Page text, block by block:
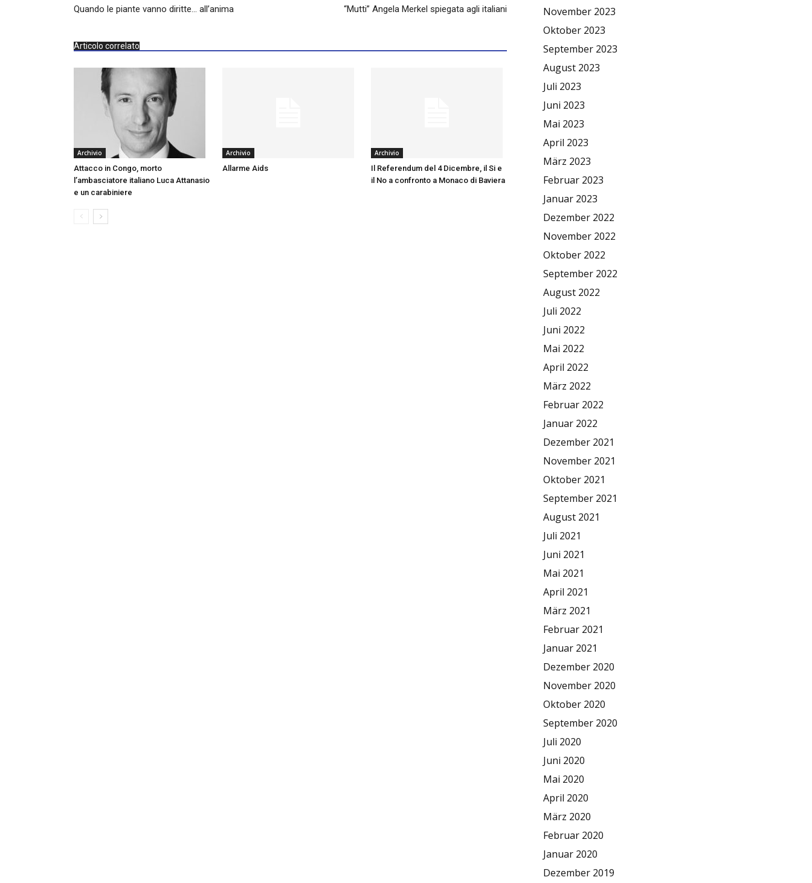
Quando le piante vanno diritte… all’anima “Mutti” Angela Merkel spiegata agli italiani
Articolo correlato
Archivio
Attacco in Congo, morto
l’ambasciatore italiano Luca Attanasio
e un carabiniere
Archivio
Allarme Aids
Archivio
Il Referendum del 4 Dicembre, il Si e
il No a confronto a Monaco di Baviera
November 2023
Oktober 2023
September 2023
August 2023
Juli 2023
Juni 2023
Mai 2023
April 2023
März 2023
Februar 2023
Januar 2023
Dezember 2022
November 2022
Oktober 2022
September 2022
August 2022
Juli 2022
Juni 2022
Mai 2022
April 2022
März 2022
Februar 2022
Januar 2022
Dezember 2021
November 2021
Oktober 2021
September 2021
August 2021
Juli 2021
Juni 2021
Mai 2021
April 2021
März 2021
Februar 2021
Januar 2021
Dezember 2020
November 2020
Oktober 2020
September 2020
Juli 2020
Juni 2020
Mai 2020
April 2020
März 2020
Februar 2020
Januar 2020
Dezember 2019